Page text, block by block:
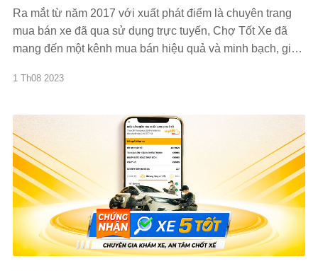
Ra mắt từ năm 2017 với xuất phát điểm là chuyên trang
mua bán xe đã qua sử dụng trực tuyến, Chợ Tốt Xe đã
mang đến một kênh mua bán hiệu quả và minh bạch, giúp
cũng
1 Th08 2023